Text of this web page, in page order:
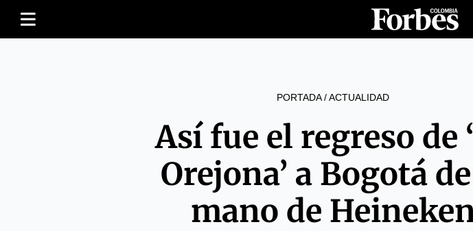
PORTADA/ACTUALIDAD
Así fue el regreso de
Orejona’ a Bogotá
mano de